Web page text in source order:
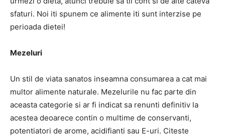
sfaturi. Noi iti spunem ce alimente iti sunt interzise pe
perioada dietei!
Mezeluri
Un stil de viata sanatos inseamna consumarea a cat mai
multor alimente naturale. Mezelurile nu fac parte din
aceasta categorie si ar fi indicat sa renunti definitiv la
acestea deoarece contin o multime de conservanti,
potentiatori de arome, acidifianti sau E-uri. Citeste